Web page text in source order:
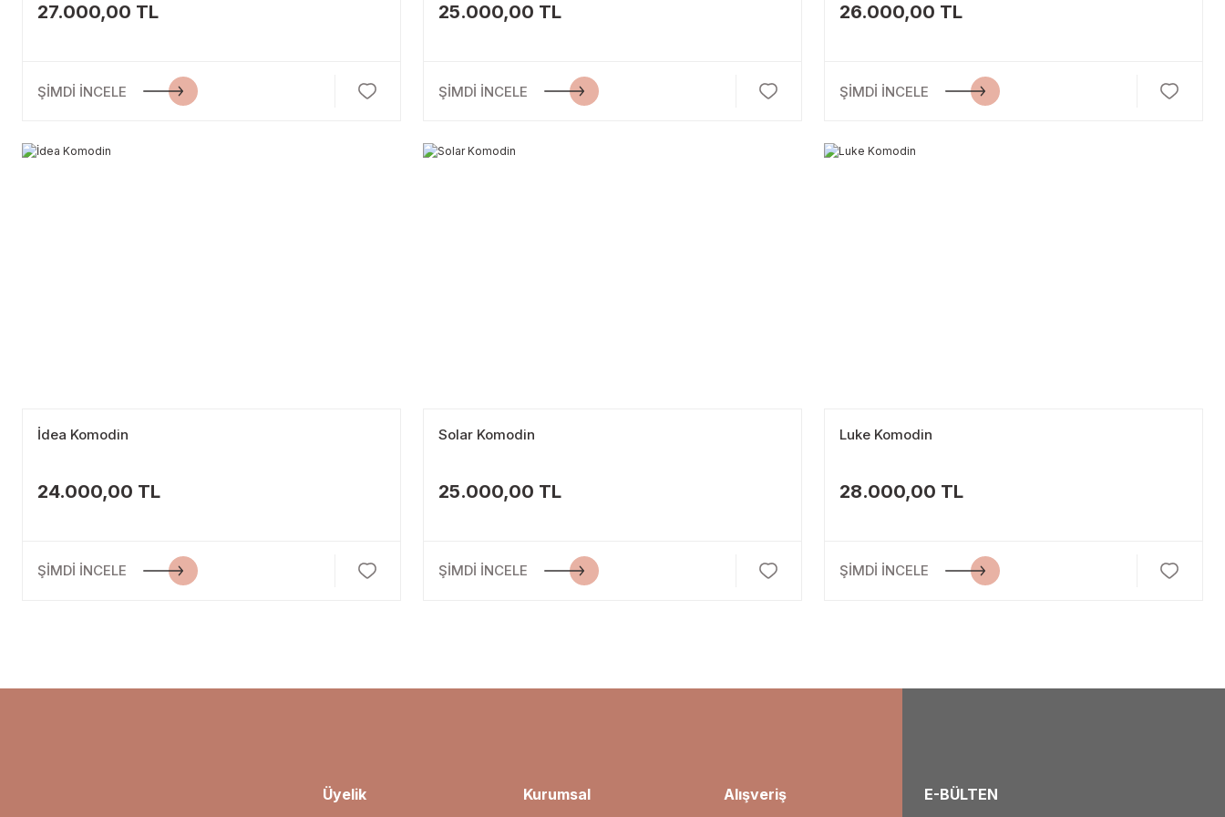
27.000,00 TL
ŞİMDİ İNCELE
25.000,00 TL
ŞİMDİ İNCELE
26.000,00 TL
ŞİMDİ İNCELE
İdea Komodin
24.000,00 TL
ŞİMDİ İNCELE
Solar Komodin
25.000,00 TL
ŞİMDİ İNCELE
Luke Komodin
28.000,00 TL
ŞİMDİ İNCELE
Üyelik Kurumsal Alışveriş E-BÜLTEN